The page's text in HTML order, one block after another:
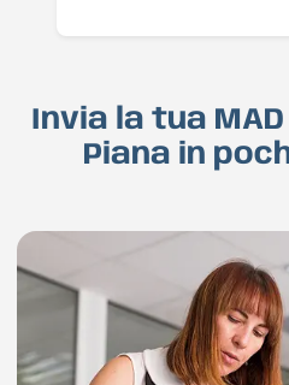
Invia la tua
Piana in